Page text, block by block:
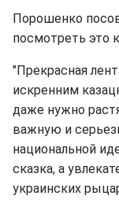
Порошенко
посмотреть это
"Прекрасная
искренним
даже нужно
важную и
национальной
сказка, а
украинских